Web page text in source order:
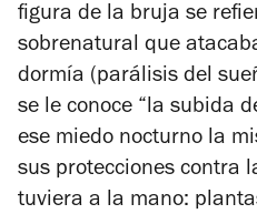
figura de la bruja se
sobrenatural que
dormía (parálisis del
se le conoce “la subida
ese miedo nocturno la
sus protecciones contra
tuviera a la mano: